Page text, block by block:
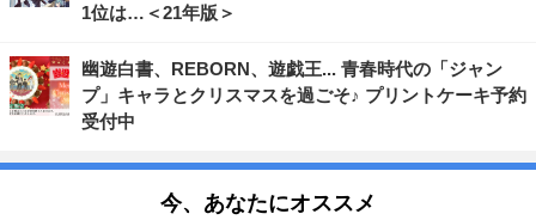
1位は…＜21年版＞
幽遊白書、REBORN、遊戯王... 青春時代の「ジャン
プ」キャラとクリスマスを過ごそ♪ プリントケーキ予約
受付中
今、あなたにオススメ